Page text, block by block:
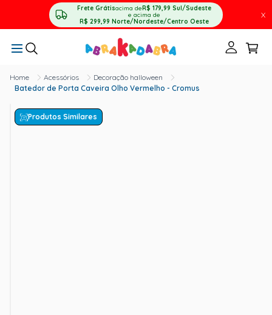
Frete Grátisacima deR$ 179,99 Sul/Sudeste
e acima de
R$ 299,99 Norte/Nordeste/Centro Oeste
X
Acessórios
Decoração halloween
Batedor de Porta Caveira Olho Vermelho - Cromus
Produtos Similares